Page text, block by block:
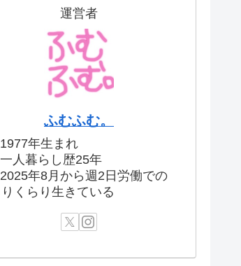
運営者
ふむふむ。
年生まれ
人暮らし歴25年
年8月から週2日労働での
りくらり生きている